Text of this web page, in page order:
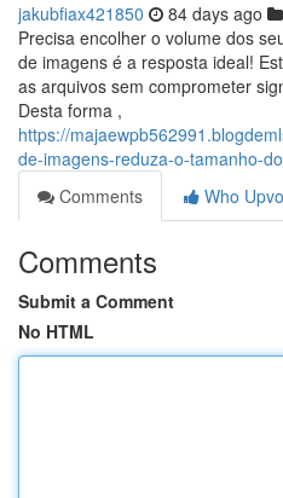
jakubfiax421850 84 days ago
Precisa encolher o volume dos
de imagens é a resposta ideal!
as arquivos sem comprometer
Desta forma ,
https://
de-imagens-reduza-o-tamanho-
Comments
Who
Comments
Submit a Comment
No HTML